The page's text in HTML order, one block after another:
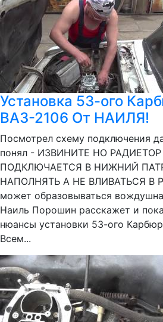
Установка 53-ого
ВАЗ-2106 От НАИЛЯ!
Посмотрел схему подключения
понял - ИЗВИНИТЕ НО
ПОДКЛЮЧАЕТСЯ В НИЖНИЙ
НАПОЛНЯТЬ А НЕ ВЛИВАТЬСЯ В
может образовываться
Наиль Порошин расскажет и
нюансы установки 53-ого
Всем...